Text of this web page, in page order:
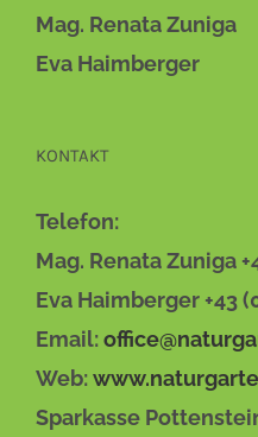
Mag. Renata Zuniga
Eva Haimberger
KONTAKT
Telefon:
Mag. Renata Zuniga
Eva Haimberger +43
Email:
Web:
Sparkasse